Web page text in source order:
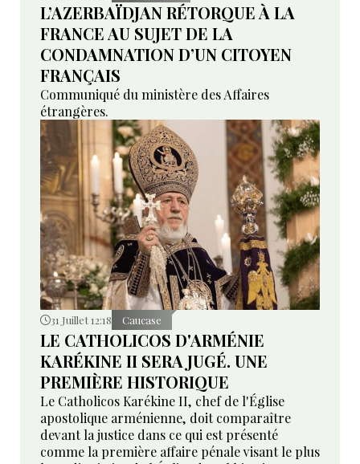
L’AZERBAÏDJAN RÉTORQUE À LA
FRANCE AU SUJET DE LA
CONDAMNATION D’UN CITOYEN
FRANÇAIS
Communiqué du ministère des Affaires
étrangères.
31 Juillet 12:18 Caucase
LE CATHOLICOS D'ARMÉNIE
KARÉKINE II SERA JUGÉ. UNE
PREMIÈRE HISTORIQUE
Le Catholicos Karékine II, chef de l'Église
apostolique arménienne, doit comparaître
devant la justice dans ce qui est présenté
comme la première affaire pénale visant le plus